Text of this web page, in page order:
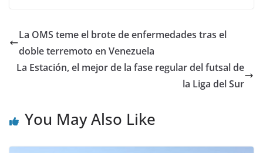
La OMS teme el brote de enfermedades tras el
doble terremoto en Venezuela
La Estación, el mejor de la fase regular del futsal de
la Liga del Sur
You May Also Like